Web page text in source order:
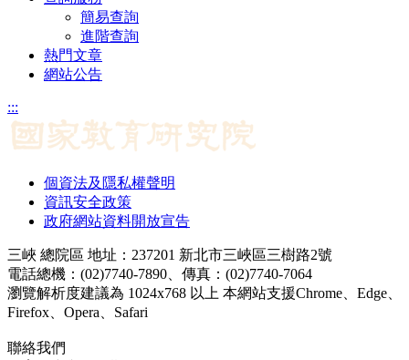
簡易查詢
進階查詢
熱門文章
網站公告
:::
個資法及隱私權聲明
資訊安全政策
政府網站資料開放宣告
三峽 總院區 地址：237201 新北市三峽區三樹路2號
電話總機：(02)7740-7890、傳真：(02)7740-7064
瀏覽解析度建議為 1024x768 以上 本網站支援Chrome、Edge、
Firefox、Opera、Safari
聯絡我們